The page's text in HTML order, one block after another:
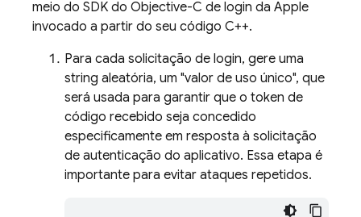
meio do SDK do Objective-C de login da Apple
invocado a partir do seu código C++.
Para cada solicitação de login, gere uma
string aleatória, um "valor de uso único", que
será usada para garantir que o token de
código recebido seja concedido
especificamente em resposta à solicitação
de autenticação do aplicativo. Essa etapa é
importante para evitar ataques repetidos.